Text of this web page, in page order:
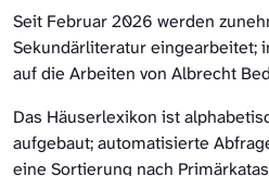
Seit Februar 2026 werden
Sekundärliteratur eingearbeitet;
auf die Arbeiten von Albrecht
Das Häuserlexikon ist
aufgebaut; automatisierte
eine Sortierung nach